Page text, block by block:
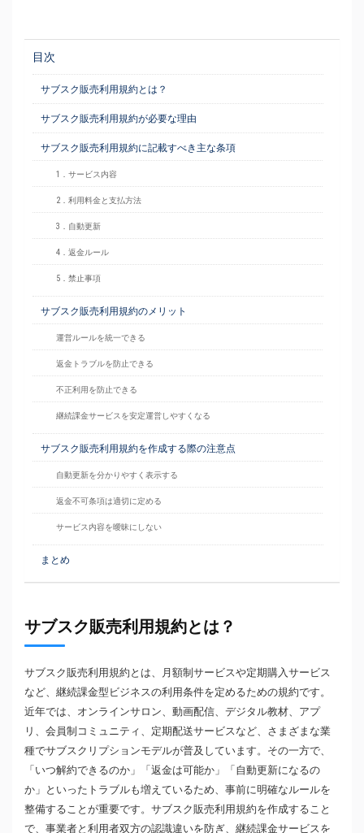
目次
サブスク販売利用規約とは？
サブスク販売利用規約が必要な理由
サブスク販売利用規約に記載すべき主な条項
1．サービス内容
2．利用料金と支払方法
3．自動更新
4．返金ルール
5．禁止事項
サブスク販売利用規約のメリット
運営ルールを統一できる
返金トラブルを防止できる
不正利用を防止できる
継続課金サービスを安定運営しやすくなる
サブスク販売利用規約を作成する際の注意点
自動更新を分かりやすく表示する
返金不可条項は適切に定める
サービス内容を曖昧にしない
まとめ
サブスク販売利用規約とは？
サブスク販売利用規約とは、月額制サービスや定期購入サービス
など、継続課金型ビジネスの利用条件を定めるための規約です。
近年では、オンラインサロン、動画配信、デジタル教材、アプ
リ、会員制コミュニティ、定期配送サービスなど、さまざまな業
種でサブスクリプションモデルが普及しています。その一方で、
「いつ解約できるのか」「返金は可能か」「自動更新になるの
か」といったトラブルも増えているため、事前に明確なルールを
整備することが重要です。サブスク販売利用規約を作成すること
で、事業者と利用者双方の認識違いを防ぎ、継続課金サービスを